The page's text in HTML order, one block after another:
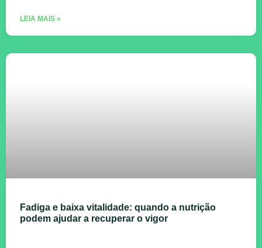
LEIA MAIS »
Fadiga e baixa vitalidade: quando a nutrição
podem ajudar a recuperar o vigor